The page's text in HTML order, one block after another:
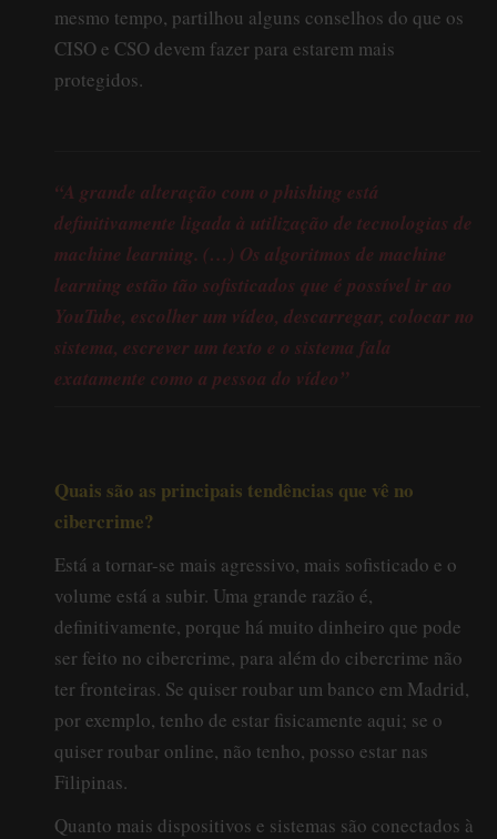
mesmo tempo, partilhou alguns conselhos do que os
CISO e CSO devem fazer para estarem mais
protegidos.
“A grande alteração com o phishing está
definitivamente ligada à utilização de tecnologias de
machine learning. (…) Os algoritmos de machine
learning estão tão sofisticados que é possível ir ao
YouTube, escolher um vídeo, descarregar, colocar no
sistema, escrever um texto e o sistema fala
exatamente como a pessoa do vídeo”
Quais são as principais tendências que vê no
cibercrime?
Está a tornar-se mais agressivo, mais sofisticado e o
volume está a subir. Uma grande razão é,
definitivamente, porque há muito dinheiro que pode
ser feito no cibercrime, para além do cibercrime não
ter fronteiras. Se quiser roubar um banco em Madrid,
por exemplo, tenho de estar fisicamente aqui; se o
quiser roubar online, não tenho, posso estar nas
Filipinas.
Quanto mais dispositivos e sistemas são conectados à